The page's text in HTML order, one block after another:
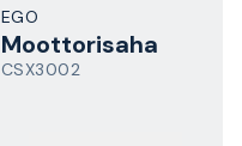
EGO
Moottorisaha
CSX3002